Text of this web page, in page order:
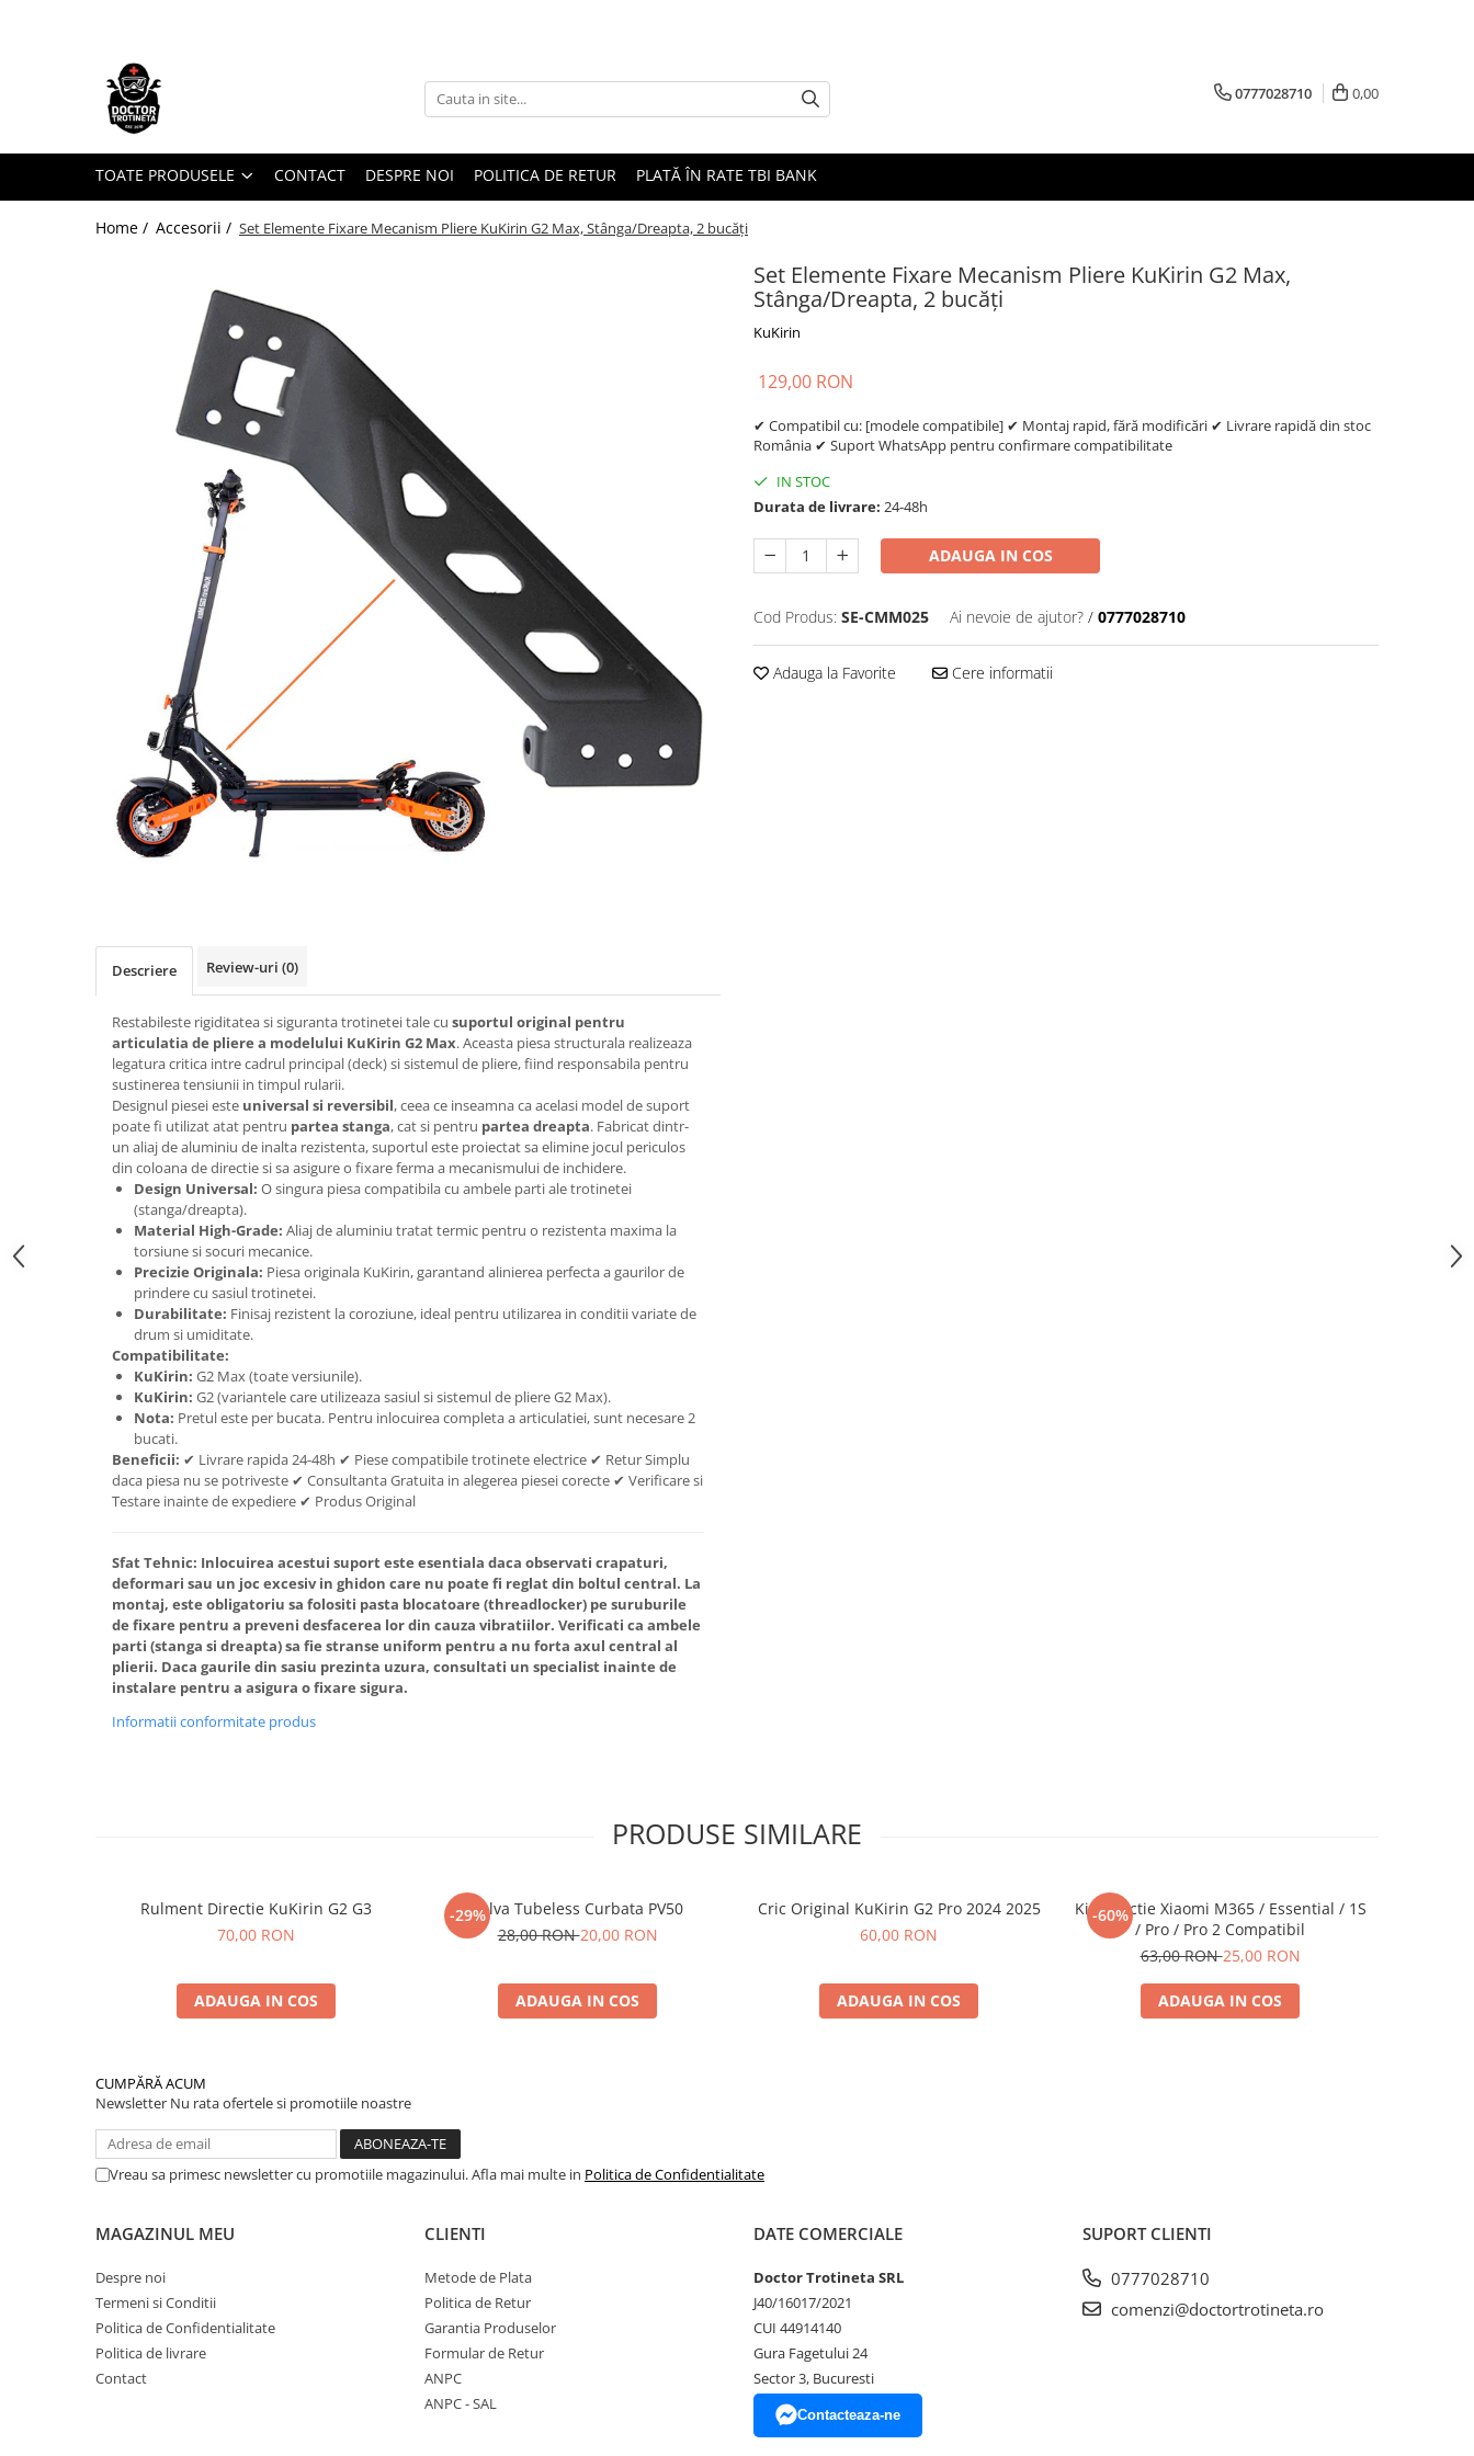
Toate Produsele
Piese de schimb
https://www.doctortrotineta.ro/electrica
Acceleratie
https://www.doctortrotineta.ro/frane
https://www.doctortrotineta.ro/lumini
https://www.doctortrotineta.ro/cadru
Cricuri trotineta
https://www.doctortrotineta.ro/cauciucuri-
https://www.doctortrotineta.ro/cauciucuri-
cauciucuri-bicicleta
Camere bicicleta
Cauciuc tubeless cu GEL antipană
Trotinete electrice
Biciclete Electrice
Anvelope moto
Cauciucuri bicicleta
Anvelope și Camere Utilaje
https://www.doctortrotineta.ro/plata-
forceOriginalForEdit=1&preview=00681
0777028710 0,00
TOATE PRODUSELE CONTACT DESPRE NOI POLITICA DE RETUR PLATĂ ÎN RATE TBI BANK
Home / Accesorii / Set Elemente Fixare Mecanism Pliere KuKirin G2 Max, Stânga/Dreapta, 2 bucăți
Set Elemente Fixare Mecanism Pliere KuKirin G2 Max,
Stânga/Dreapta, 2 bucăți
KuKirin
129,00 RON
✔ Compatibil cu: [modele compatibile] ✔ Montaj rapid, fără modificări ✔ Livrare rapidă din stoc
România ✔ Suport WhatsApp pentru confirmare compatibilitate
IN STOC
Durata de livrare: 24-48h
ADAUGA IN COS
Cod Produs: SE-CMM025 Ai nevoie de ajutor? / 0777028710
Adauga la Favorite Cere informatii
Descriere Review-uri (0)
Restabileste rigiditatea si siguranta trotinetei tale cu suportul original pentru
articulatia de pliere a modelului KuKirin G2 Max. Aceasta piesa structurala realizeaza
legatura critica intre cadrul principal (deck) si sistemul de pliere, fiind responsabila pentru
sustinerea tensiunii in timpul rularii.
Designul piesei este universal si reversibil, ceea ce inseamna ca acelasi model de suport
poate fi utilizat atat pentru partea stanga, cat si pentru partea dreapta. Fabricat dintr-
un aliaj de aluminiu de inalta rezistenta, suportul este proiectat sa elimine jocul periculos
din coloana de directie si sa asigure o fixare ferma a mecanismului de inchidere.
Design Universal: O singura piesa compatibila cu ambele parti ale trotinetei
(stanga/dreapta).
Material High-Grade: Aliaj de aluminiu tratat termic pentru o rezistenta maxima la
torsiune si socuri mecanice.
Precizie Originala: Piesa originala KuKirin, garantand alinierea perfecta a gaurilor de
prindere cu sasiul trotinetei.
Durabilitate: Finisaj rezistent la coroziune, ideal pentru utilizarea in conditii variate de
drum si umiditate.
Compatibilitate:
KuKirin: G2 Max (toate versiunile).
KuKirin: G2 (variantele care utilizeaza sasiul si sistemul de pliere G2 Max).
Nota: Pretul este per bucata. Pentru inlocuirea completa a articulatiei, sunt necesare 2
bucati.
Beneficii: ✔ Livrare rapida 24-48h ✔ Piese compatibile trotinete electrice ✔ Retur Simplu
daca piesa nu se potriveste ✔ Consultanta Gratuita in alegerea piesei corecte ✔ Verificare si
Testare inainte de expediere ✔ Produs Original
Sfat Tehnic: Inlocuirea acestui suport este esentiala daca observati crapaturi,
deformari sau un joc excesiv in ghidon care nu poate fi reglat din boltul central. La
montaj, este obligatoriu sa folositi pasta blocatoare (threadlocker) pe suruburile
de fixare pentru a preveni desfacerea lor din cauza vibratiilor. Verificati ca ambele
parti (stanga si dreapta) sa fie stranse uniform pentru a nu forta axul central al
plierii. Daca gaurile din sasiu prezinta uzura, consultati un specialist inainte de
instalare pentru a asigura o fixare sigura.
Informatii conformitate produs
PRODUSE SIMILARE
Rulment Directie KuKirin G2 G3
70,00 RON
ADAUGA IN COS
-29%Valva Tubeless Curbata PV50
28,00 RON20,00 RON
ADAUGA IN COS
Cric Original KuKirin G2 Pro 2024 2025
60,00 RON
ADAUGA IN COS
-60%
Kit Directie Xiaomi M365 / Essential / 1S
/ Pro / Pro 2 Compatibil
63,00 RON25,00 RON
ADAUGA IN COS
CUMPĂRĂ ACUM
Newsletter Nu rata ofertele si promotiile noastre
Vreau sa primesc newsletter cu promotiile magazinului. Afla mai multe in Politica de Confidentialitate
MAGAZINUL MEU
Despre noi
Termeni si Conditii
Politica de Confidentialitate
Politica de livrare
Contact
CLIENTI
Metode de Plata
Politica de Retur
Garantia Produselor
Formular de Retur
ANPC
ANPC - SAL
DATE COMERCIALE
Doctor Trotineta SRL
J40/16017/2021
CUI 44914140
Gura Fagetului 24
Sector 3, Bucuresti
Contacteaza-ne
SUPORT CLIENTI
0777028710
comenzi@doctortrotineta.ro